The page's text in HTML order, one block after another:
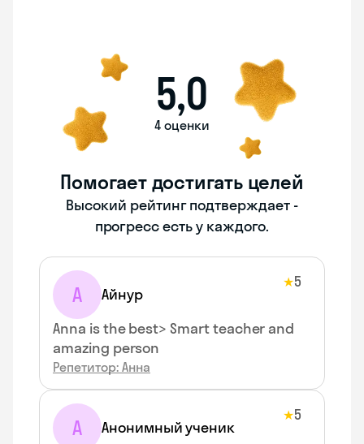
5,0
4 оценки
Помогает достигать целей
Высокий рейтинг подтверждает -
прогресс есть у каждого.
А Айнур
★5
Anna is the best> Smart teacher and
amazing person
Репетитор: Анна
А Анонимный ученик
★5